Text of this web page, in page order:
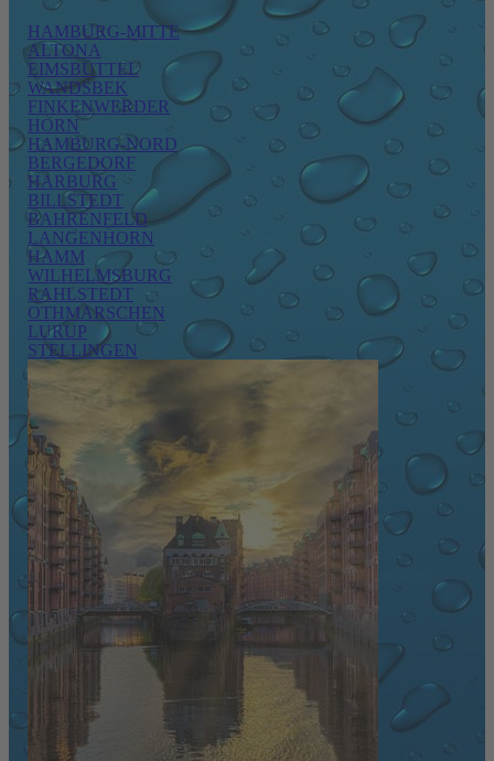
HAMBURG-MITTE
ALTONA
EIMSBÜTTEL
WANDSBEK
FINKENWERDER
HORN
HAMBURG-NORD
BERGEDORF
HARBURG
BILLSTEDT
BAHRENFELD
LANGENHORN
HAMM
WILHELMSBURG
RAHLSTEDT
OTHMARSCHEN
LURUP
STELLINGEN